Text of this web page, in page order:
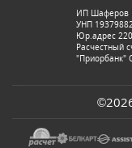
ИП Шаферов
УНП
Юр.адрес
Расчестный
"Приорбанк"